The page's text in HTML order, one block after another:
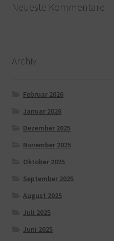
Neueste Kommentare
Archiv
Februar 2026
Januar 2026
Dezember 2025
November 2025
Oktober 2025
September 2025
August 2025
Juli 2025
Juni 2025